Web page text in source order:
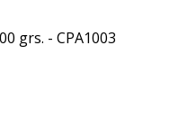
grs. - CPA1003